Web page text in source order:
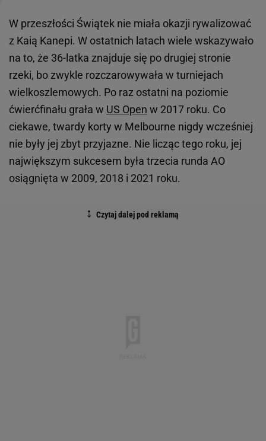
W przeszłości Świątek nie miała okazji rywalizować
z Kaią Kanepi. W ostatnich latach wiele wskazywało
na to, że 36-latka znajduje się po drugiej stronie
rzeki, bo zwykle rozczarowywała w turniejach
wielkoszlemowych. Po raz ostatni na poziomie
ćwierćfinału grała w US Open w 2017 roku. Co
ciekawe, twardy korty w Melbourne nigdy wcześniej
nie były jej zbyt przyjazne. Nie licząc tego roku, jej
największym sukcesem była trzecia runda AO
osiągnięta w 2009, 2018 i 2021 roku.